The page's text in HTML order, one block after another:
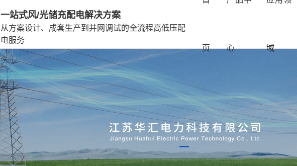
一站式风/光储充配电解决方案
从方案设计、成套生产到并网调试的全流程高低压配
电服务
页 心 域